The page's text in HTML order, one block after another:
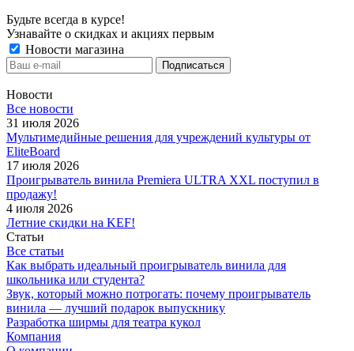
Будьте всегда в курсе!
Узнавайте о скидках и акциях первым
Новости магазина
Новости
Все новости
31 июля 2026
Мультимедийные решения для учреждений культуры от
EliteBoard
17 июля 2026
Проигрыватель винила Premiera ULTRA XXL поступил в
продажу!
4 июля 2026
Летние скидки на KEF!
Статьи
Все статьи
Как выбрать идеальный проигрыватель винила для
школьника или студента?
Звук, который можно потрогать: почему проигрыватель
винила — лучший подарок выпускнику
Разработка ширмы для театра кукол
Компания